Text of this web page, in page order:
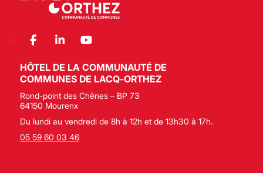
HÔTEL DE LA COMMUNAUTÉ DE
COMMUNES DE LACQ-ORTHEZ
Rond-point des Chênes – BP 73
64150 Mourenx
Du lundi au vendredi de 8h à 12h et de 13h30 à 17h.
05 59 60 03 46